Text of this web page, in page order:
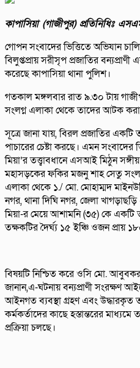
কাপাসিয়া (গাজীপুর) প্রতিনিধিঃ
গোপন সংবাদের ভিত্তিতে অভিযান
বিলুপ্তপ্রায় সরীসৃপ প্রজাতির
করেছে কাপাসিয়া থানা পুলিশ।
গতকাল মঙ্গলবার রাত ৯.৩০ টায়
সংলগ্ন এলাকা থেকে তাদের আটক
সূত্রে জানা যায়, বিরল প্রজাতির একটি
পাচারের চেষ্টা করছে। এমন
মিয়া’র তত্ত্বাবধানে এসআই মিঠুন
মহাসড়কের ফকির মজনু শাহ সেতু
এলাকা থেকে ১./ মো. মোহাম্মদ
নগর, থানা দিঘি নগর, জেলা
মিয়া-র মেয়ে আশামনি (৩৫) কে
তক্ষকটির দৈর্ঘ্য ১৫ ইঞ্চি ওজন প্রায়
বিষয়টি নিশ্চিত করে ওসি মো.
জানান,এ-ঘটনায় বন্যপ্রাণী সংরক্ষণ
আইনগত ব্যবস্থা গ্রহণ এবং উদ্ধারকৃত
কর্মকর্তাদের কাছে হস্তান্তরের
প্রক্রিয়া চলছে।